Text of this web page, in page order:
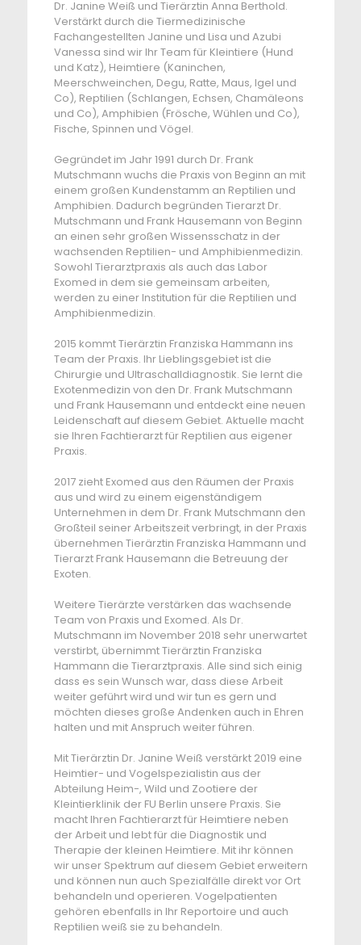
Dr. Janine Weiß und Tierärztin Anna Berthold.
Verstärkt durch die Tiermedizinische
Fachangestellten Janine und Lisa und Azubi
Vanessa sind wir Ihr Team für Kleintiere (Hund
und Katz), Heimtiere (Kaninchen,
Meerschweinchen, Degu, Ratte, Maus, Igel und
Co), Reptilien (Schlangen, Echsen, Chamäleons
und Co), Amphibien (Frösche, Wühlen und Co),
Fische, Spinnen und Vögel.
Gegründet im Jahr 1991 durch Dr. Frank
Mutschmann wuchs die Praxis von Beginn an mit
einem großen Kundenstamm an Reptilien und
Amphibien. Dadurch begründen Tierarzt Dr.
Mutschmann und Frank Hausemann von Beginn
an einen sehr großen Wissensschatz in der
wachsenden Reptilien- und Amphibienmedizin.
Sowohl Tierarztpraxis als auch das Labor
Exomed in dem sie gemeinsam arbeiten,
werden zu einer Institution für die Reptilien und
Amphibienmedizin.
2015 kommt Tierärztin Franziska Hammann ins
Team der Praxis. Ihr Lieblingsgebiet ist die
Chirurgie und Ultraschalldiagnostik. Sie lernt die
Exotenmedizin von den Dr. Frank Mutschmann
und Frank Hausemann und entdeckt eine neuen
Leidenschaft auf diesem Gebiet. Aktuelle macht
sie Ihren Fachtierarzt für Reptilien aus eigener
Praxis.
2017 zieht Exomed aus den Räumen der Praxis
aus und wird zu einem eigenständigem
Unternehmen in dem Dr. Frank Mutschmann den
Großteil seiner Arbeitszeit verbringt, in der Praxis
übernehmen Tierärztin Franziska Hammann und
Tierarzt Frank Hausemann die Betreuung der
Exoten.
Weitere Tierärzte verstärken das wachsende
Team von Praxis und Exomed. Als Dr.
Mutschmann im November 2018 sehr unerwartet
verstirbt, übernimmt Tierärztin Franziska
Hammann die Tierarztpraxis. Alle sind sich einig
dass es sein Wunsch war, dass diese Arbeit
weiter geführt wird und wir tun es gern und
möchten dieses große Andenken auch in Ehren
halten und mit Anspruch weiter führen.
Mit Tierärztin Dr. Janine Weiß verstärkt 2019 eine
Heimtier- und Vogelspezialistin aus der
Abteilung Heim-, Wild und Zootiere der
Kleintierklinik der FU Berlin unsere Praxis. Sie
macht Ihren Fachtierarzt für Heimtiere neben
der Arbeit und lebt für die Diagnostik und
Therapie der kleinen Heimtiere. Mit ihr können
wir unser Spektrum auf diesem Gebiet erweitern
und können nun auch Spezialfälle direkt vor Ort
behandeln und operieren. Vogelpatienten
gehören ebenfalls in Ihr Reportoire und auch
Reptilien weiß sie zu behandeln.